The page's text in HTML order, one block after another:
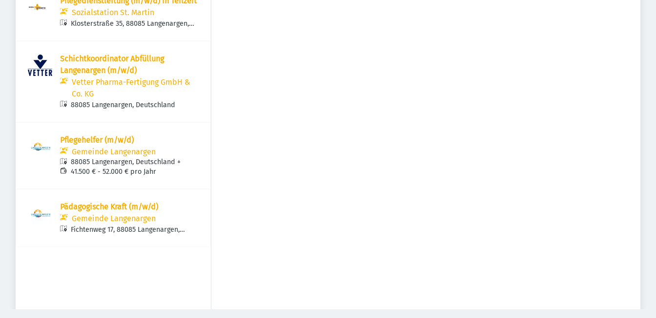
Sozialstation St. Martin
Klosterstraße 35, 88085 Langenargen,
Schichtkoordinator Abfüllung
Langenargen (m/w/d)
Vetter Pharma-Fertigung GmbH &
Co. KG
88085 Langenargen, Deutschland
Pflegehelfer (m/w/d)
Gemeinde Langenargen
88085 Langenargen, Deutschland +
41.500 € - 52.000 € pro Jahr
Pädagogische Kraft (m/w/d)
Gemeinde Langenargen
Fichtenweg 17, 88085 Langenargen,